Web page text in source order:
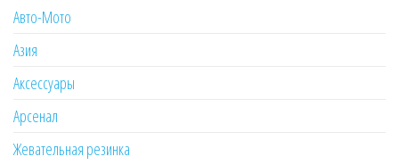
Авто-Мото
Азия
Аксессуары
Арсенал
Жевательная резинка